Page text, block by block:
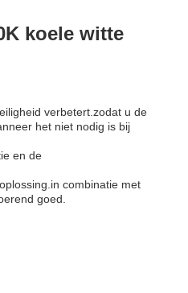
koele witte
verbetert.zodat u de
het niet nodig is bij
en de
combinatie met
goed.